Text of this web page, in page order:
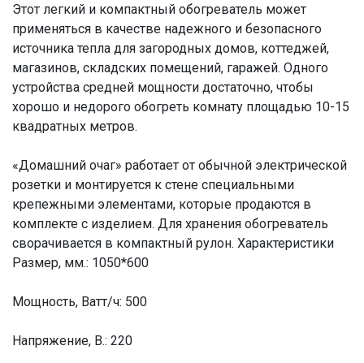
Этот легкий и компактный обогреватель может
применяться в качестве надежного и безопасного
источника тепла для загородных домов, коттеджей,
магазинов, складских помещений, гаражей. Одного
устройства средней мощности достаточно, чтобы
хорошо и недорого обогреть комнату площадью 10-15
квадратных метров.
«Домашний очаг» работает от обычной электрической
розетки и монтируется к стене специальными
крепежными элементами, которые продаются в
комплекте с изделием. Для хранения обогреватель
сворачивается в компактный рулон. Характеристики
Размер, мм.: 1050*600
Мощность, Ватт/ч: 500
Напряжение, В.: 220